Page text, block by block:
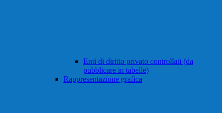
Enti di diritto privato controllati (da
pubblicare in tabelle)
Rappresentazione grafica